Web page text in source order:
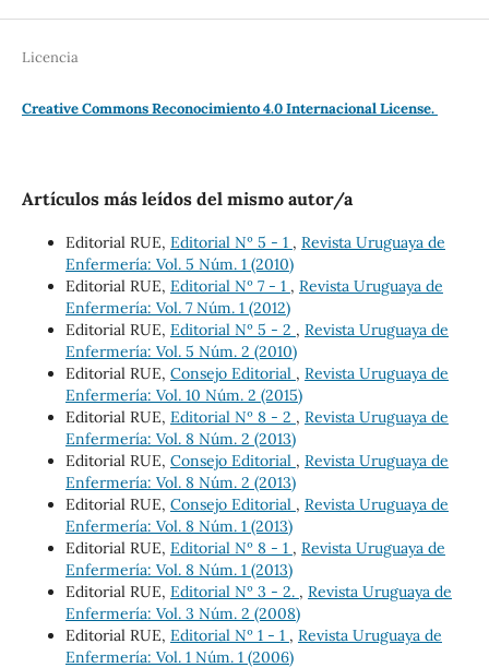
Licencia
Creative Commons Reconocimiento 4.0 Internacional License.
Artículos más leídos del mismo autor/a
Editorial RUE, Editorial Nº 5 - 1 , Revista Uruguaya de
Enfermería: Vol. 5 Núm. 1 (2010)
Editorial RUE, Editorial Nº 7 - 1 , Revista Uruguaya de
Enfermería: Vol. 7 Núm. 1 (2012)
Editorial RUE, Editorial Nº 5 - 2 , Revista Uruguaya de
Enfermería: Vol. 5 Núm. 2 (2010)
Editorial RUE, Consejo Editorial , Revista Uruguaya de
Enfermería: Vol. 10 Núm. 2 (2015)
Editorial RUE, Editorial Nº 8 - 2 , Revista Uruguaya de
Enfermería: Vol. 8 Núm. 2 (2013)
Editorial RUE, Consejo Editorial , Revista Uruguaya de
Enfermería: Vol. 8 Núm. 2 (2013)
Editorial RUE, Consejo Editorial , Revista Uruguaya de
Enfermería: Vol. 8 Núm. 1 (2013)
Editorial RUE, Editorial Nº 8 - 1 , Revista Uruguaya de
Enfermería: Vol. 8 Núm. 1 (2013)
Editorial RUE, Editorial Nº 3 - 2. , Revista Uruguaya de
Enfermería: Vol. 3 Núm. 2 (2008)
Editorial RUE, Editorial Nº 1 - 1 , Revista Uruguaya de
Enfermería: Vol. 1 Núm. 1 (2006)